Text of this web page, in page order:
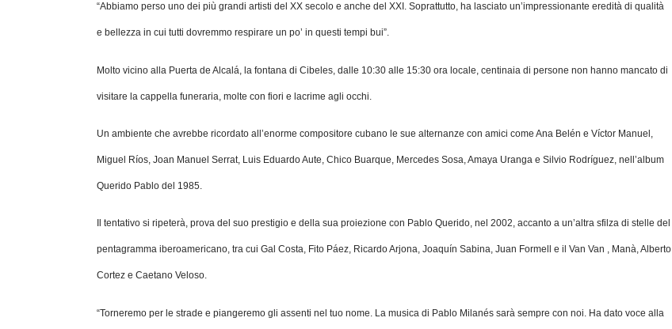
“Abbiamo perso uno dei più grandi artisti del XX secolo e anche del XXI. Soprattutto, ha lasciato un’impressionante eredità di qualità
e bellezza in cui tutti dovremmo respirare un po’ in questi tempi bui”.
Molto vicino alla Puerta de Alcalá, la fontana di Cibeles, dalle 10:30 alle 15:30 ora locale, centinaia di persone non hanno mancato di
visitare la cappella funeraria, molte con fiori e lacrime agli occhi.
Un ambiente che avrebbe ricordato all’enorme compositore cubano le sue alternanze con amici come Ana Belén e Víctor Manuel,
Miguel Ríos, Joan Manuel Serrat, Luis Eduardo Aute, Chico Buarque, Mercedes Sosa, Amaya Uranga e Silvio Rodríguez, nell’album
Querido Pablo del 1985.
Il tentativo si ripeterà, prova del suo prestigio e della sua proiezione con Pablo Querido, nel 2002, accanto a un’altra sfilza di stelle del
pentagramma iberoamericano, tra cui Gal Costa, Fito Páez, Ricardo Arjona, Joaquín Sabina, Juan Formell e il Van Van , Manà, Alberto
Cortez e Caetano Veloso.
“Torneremo per le strade e piangeremo gli assenti nel tuo nome. La musica di Pablo Milanés sarà sempre con noi. Ha dato voce alla